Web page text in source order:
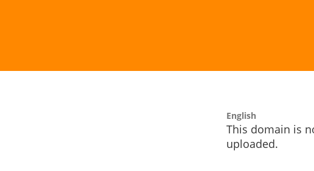
English
This domain is
uploaded.